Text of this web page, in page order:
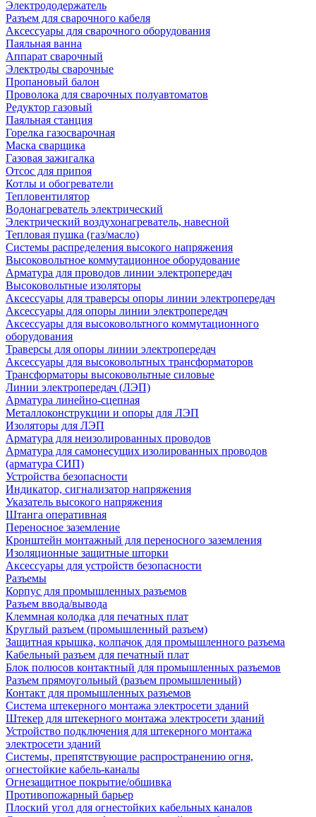
Электрододержатель
Разъем для сварочного кабеля
Аксессуары для сварочного оборудования
Паяльная ванна
Аппарат сварочный
Электроды сварочные
Пропановый балон
Проволока для сварочных полуавтоматов
Редуктор газовый
Паяльная станция
Горелка газосварочная
Маска сварщика
Газовая зажигалка
Отсос для припоя
Котлы и обогреватели
Тепловентилятор
Водонагреватель электрический
Электрический воздухонагреватель, навесной
Тепловая пушка (газ/масло)
Системы распределения высокого напряжения
Высоковольтное коммутационное оборудование
Арматура для проводов линии электропередач
Высоковольтные изоляторы
Аксессуары для траверсы опоры линии электропередач
Аксессуары для опоры линии электропередач
Аксессуары для высоковольтного коммутационного
оборудования
Траверсы для опоры линии электропередач
Аксессуары для высоковольтных трансформаторов
Трансформаторы высоковольтные силовые
Линии электропередач (ЛЭП)
Арматура линейно-сцепная
Металлоконструкции и опоры для ЛЭП
Изоляторы для ЛЭП
Арматура для неизолированных проводов
Арматура для самонесущих изолированных проводов
(арматура СИП)
Устройства безопасности
Индикатор, сигнализатор напряжения
Указатель высокого напряжения
Штанга оперативная
Переносное заземление
Кронштейн монтажный для переносного заземления
Изоляционные защитные шторки
Аксессуары для устройств безопасности
Разъемы
Корпус для промышленных разъемов
Разъем ввода/вывода
Клеммная колодка для печатных плат
Круглый разъем (промышленный разъем)
Защитная крышка, колпачок для промышленного разъема
Кабельный разъем для печатный плат
Блок полюсов контактный для промышленных разъемов
Разъем прямоугольный (разъем промышленный)
Контакт для промышленных разъемов
Система штекерного монтажа электросети зданий
Штекер для штекерного монтажа электросети зданий
Устройство подключения для штекерного монтажа
электросети зданий
Системы, препятствующие распространению огня,
огнестойкие кабель-каналы
Огнезащитное покрытие/обшивка
Противопожарный барьер
Плоский угол для огнестойких кабельных каналов